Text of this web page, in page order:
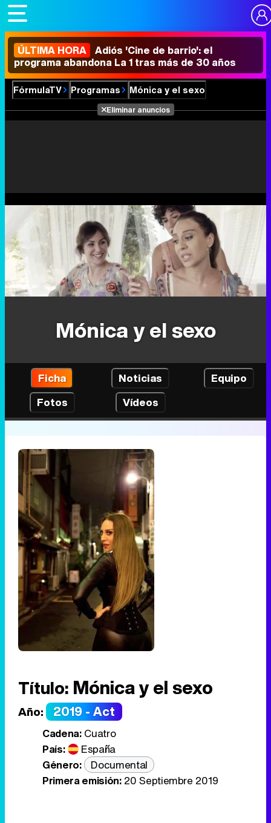
ÚLTIMA HORA Adiós 'Cine de barrio': el
programa abandona La 1 tras más de 30 años
FórmulaTV Programas Mónica y el sexo
Eliminar anuncios
Mónica y el sexo
Ficha Noticias
Equipo
Fotos
Vídeos
Título: Mónica y el sexo
Año: 2019 - Act
Cadena:Cuatro
País:
España
Género:
Documental
Primera emisión:20 Septiembre 2019